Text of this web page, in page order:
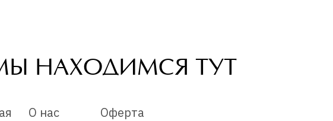
НАХОДИМСЯ ТУТ
О нас
Оферта